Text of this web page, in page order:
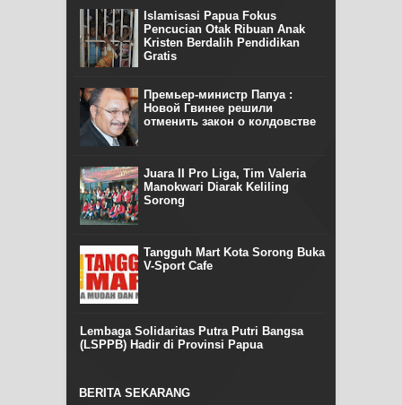
Islamisasi Papua Fokus
Pencucian Otak Ribuan Anak
Kristen Berdalih Pendidikan
Gratis
Премьер-министр Папуа :
Новой Гвинее решили
отменить закон о колдовстве
Juara II Pro Liga, Tim Valeria
Manokwari Diarak Keliling
Sorong
Tangguh Mart Kota Sorong Buka
V-Sport Cafe
Lembaga Solidaritas Putra Putri Bangsa
(LSPPB) Hadir di Provinsi Papua
BERITA SEKARANG